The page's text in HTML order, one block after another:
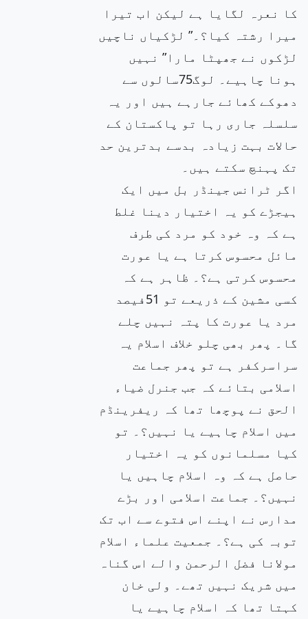
کا نعرہ لگایا ہے لیکن اب تیرا
میرا رشتہ کیا؟۔” لڑکیاں ناچیں
لڑکوں نے جھپٹا مارا” نہیں
ہونا چاہیے۔ لوگ75سالوں سے
دھوکے کھائے جارہے ہیں اور یہ
سلسلہ جاری رہا تو پاکستان کے
حالات بہت زیادہ بدسے بدترین حد
تک پہنچ سکتے ہیں۔
اگر ٹرانس جینڈر بل میں ایک
ہیجڑے کو یہ اختیار دینا غلط
ہے کہ وہ خود کو مرد کی طرف
مائل محسوس کرتا ہے یا عورت
محسوس کرتی ہے؟۔ ظاہر ہے کہ
کسی مشین کے ذریعے تو 51فیصد
مرد یا عورت کا پتہ نہیں چلے
گا۔ پھر بھی چلو خلاف اسلام یہ
سراسرکفر ہے تو پھر جماعت
اسلامی بتائے کہ جب جنرل ضیاء
الحق نے پوچھا تھا کہ ریفرینڈم
میں اسلام چاہیے یا نہیں؟۔ تو
کیا مسلمانوں کو یہ اختیار
حاصل ہے کہ وہ اسلام چاہیں یا
نہیں؟۔ جماعت اسلامی اور بڑے
مدارس نے اپنے اس فتوے سے اب تک
توبہ کی ہے؟۔ جمعیت علماء اسلام
مولانا فضل الرحمن والے اس گناہ
میں شریک نہیں تھے۔ ولی خان
کہتا تھا کہ اسلام چاہیے یا